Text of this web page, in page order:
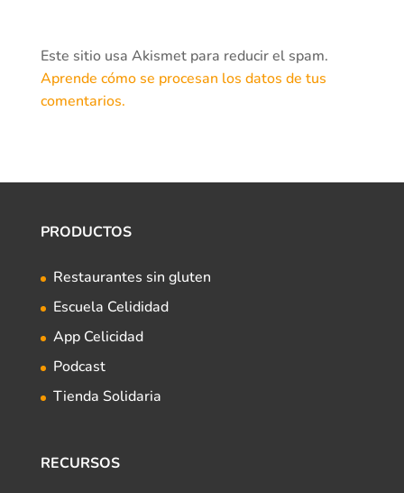
Este sitio usa Akismet para reducir el spam.
Aprende cómo se procesan los datos de tus
comentarios.
PRODUCTOS
Restaurantes sin gluten
Escuela Celididad
App Celicidad
Podcast
Tienda Solidaria
RECURSOS